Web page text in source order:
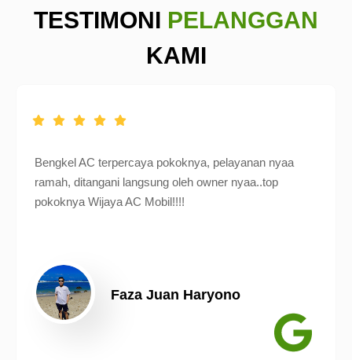
TESTIMONI PELANGGAN
KAMI
Bengkel AC terpercaya pokoknya, pelayanan nyaa
ramah, ditangani langsung oleh owner nyaa..top
pokoknya Wijaya AC Mobil!!!!
Faza Juan Haryono